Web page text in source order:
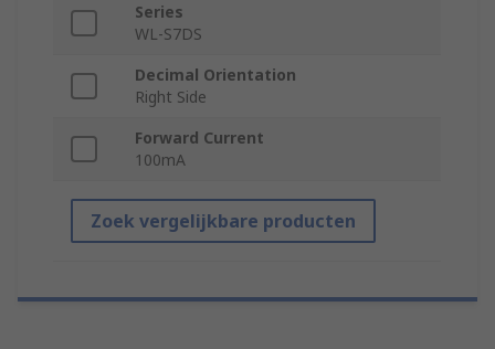
Series
WL-S7DS
Decimal Orientation
Right Side
Forward Current
100mA
Zoek vergelijkbare producten